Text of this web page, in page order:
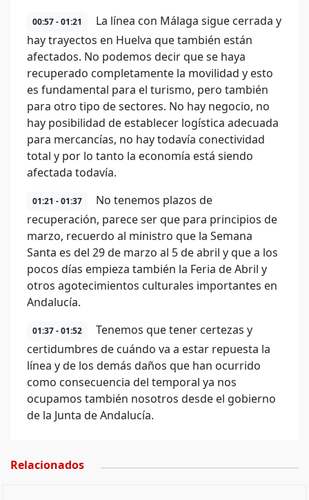
00:57 - 01:21
La línea con Málaga sigue cerrada y
hay trayectos en Huelva que también están
afectados. No podemos decir que se haya
recuperado completamente la movilidad y esto
es fundamental para el turismo, pero también
para otro tipo de sectores. No hay negocio, no
hay posibilidad de establecer logística adecuada
para mercancías, no hay todavía conectividad
total y por lo tanto la economía está siendo
afectada todavía.
01:21 - 01:37
No tenemos plazos de
recuperación, parece ser que para principios de
marzo, recuerdo al ministro que la Semana
Santa es del 29 de marzo al 5 de abril y que a los
pocos días empieza también la Feria de Abril y
otros agotecimientos culturales importantes en
Andalucía.
01:37 - 01:52
Tenemos que tener certezas y
certidumbres de cuándo va a estar repuesta la
línea y de los demás daños que han ocurrido
como consecuencia del temporal ya nos
ocupamos también nosotros desde el gobierno
de la Junta de Andalucía.
Relacionados